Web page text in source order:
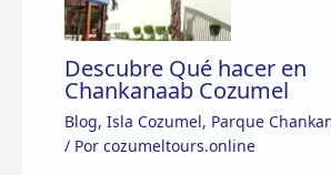
Descubre Qué hacer en
Chankanaab Cozumel
Blog, Isla Cozumel, Parque
/ Por cozumeltours.online